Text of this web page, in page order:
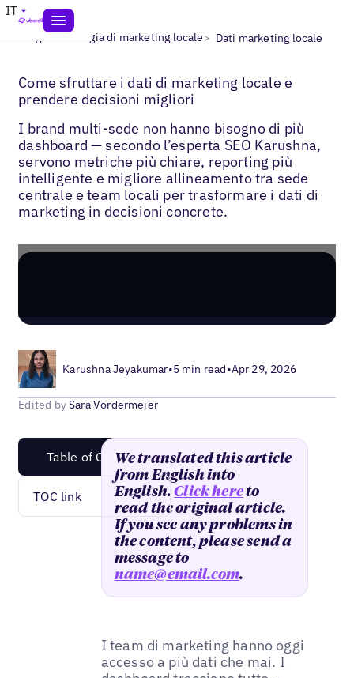
IT
Blogs> Strategia di marketing locale> Dati marketing locale
Come sfruttare i dati di marketing locale e
prendere decisioni migliori
I brand multi-sede non hanno bisogno di più
dashboard — secondo l’esperta SEO Karushna,
servono metriche più chiare, reporting più
intelligente e migliore allineamento tra sede
centrale e team locali per trasformare i dati di
marketing in decisioni concrete.
Karushna Jeyakumar•5 min read•Apr 29, 2026
Edited bySara Vordermeier
Table of Content
TOC link
We translated this article
from English into
English.Click hereto
read the original article.
If you see any problems in
the content, please send a
message to
name@email.com.
I team di marketing hanno oggi
accesso a più dati che mai. I